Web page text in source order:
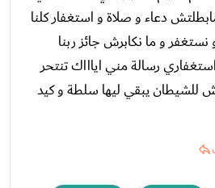
دعاء و صلاة و استغفار كلنا
و ما نكابرش جائز ربنا
رسالة مني اياااك تنتحر
للشيطان يبقي ليها سلطة و كيد